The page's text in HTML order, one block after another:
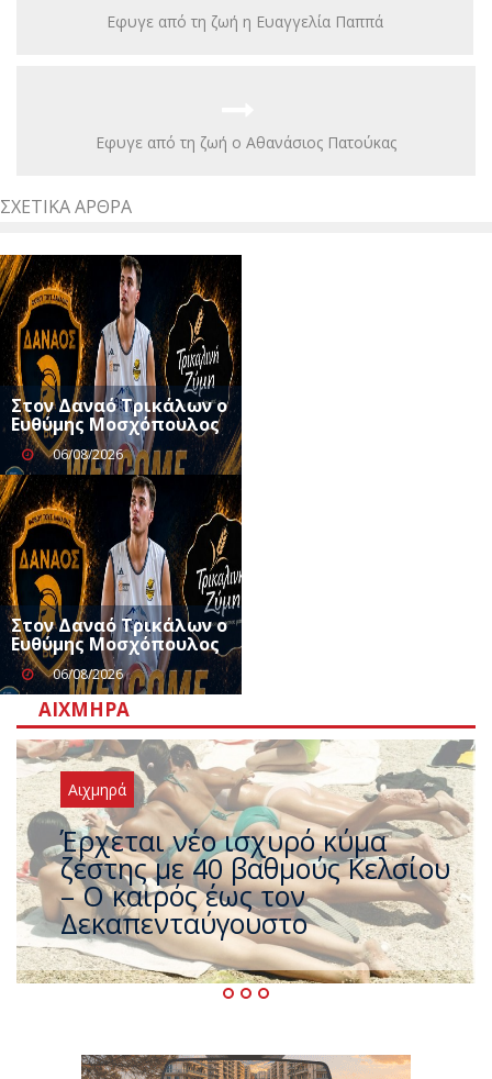
Εφυγε από τη ζωή η Ευαγγελία Παππά
Εφυγε από τη ζωή ο Αθανάσιος Πατούκας
ΣΧΕΤΙΚΆ ΆΡΘΡΑ
Στον Δαναό Τρικάλων ο
Ευθύμης Μοσχόπουλος
06/08/2026
Στον Δαναό Τρικάλων ο
Ευθύμης Μοσχόπουλος
06/08/2026
ΑΙΧΜΗΡΆ
Αιχμηρά
Άφαντος ο Τσίπρας… την ώρα
που η χώρα καίγεται